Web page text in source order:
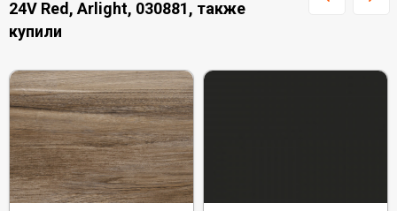
24V Red, Arlight, 030881, также
купили